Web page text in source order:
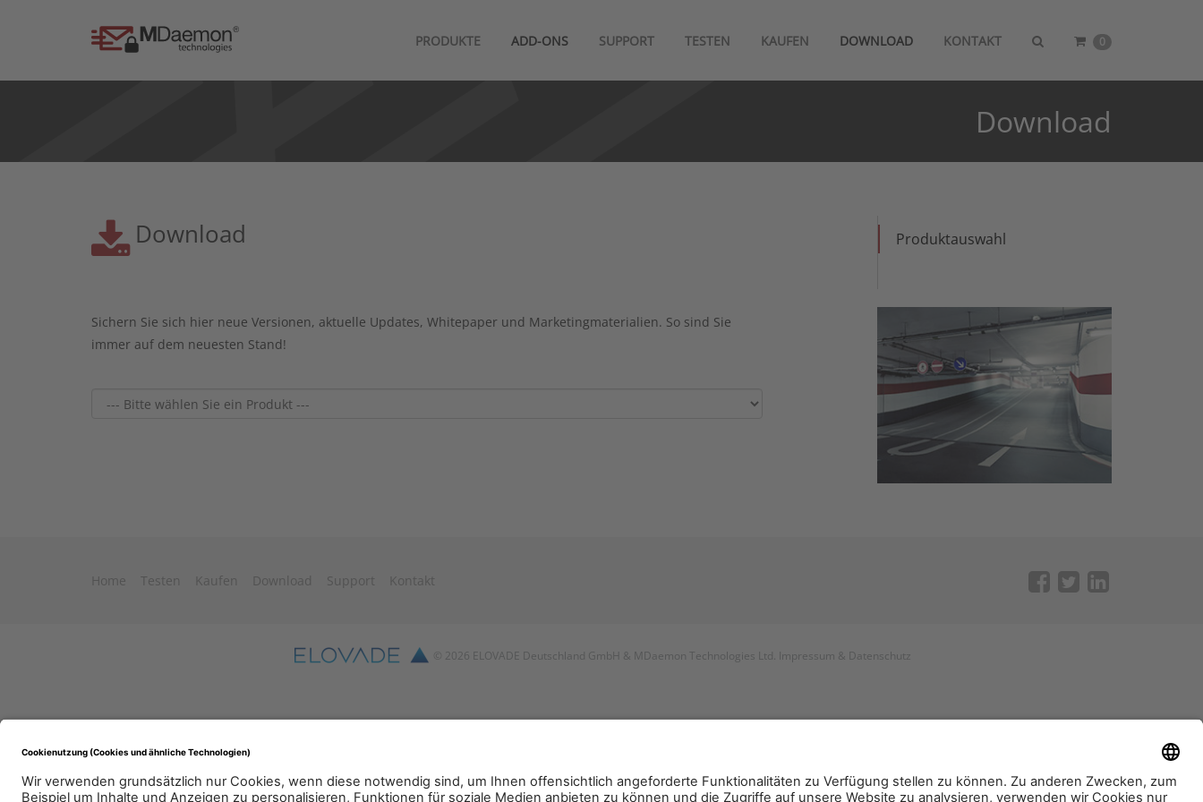
PRODUKTE ADD-ONS SUPPORT TESTEN KAUFEN DOWNLOAD KONTAKT 0
Download
Download
Sichern Sie sich hier neue Versionen, aktuelle Updates, Whitepaper und Marketingmaterialien. So sind Sie
immer auf dem neuesten Stand!
Produktauswahl
Home Testen Kaufen Download Support Kontakt
© 2026 ELOVADE Deutschland GmbH & MDaemon Technologies Ltd. Impressum & Datenschutz